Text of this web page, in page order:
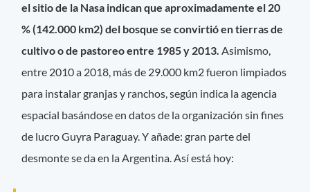
el sitio de la Nasa indican que aproximadamente el 20
% (142.000 km2) del bosque se convirtió en tierras de
cultivo o de pastoreo entre 1985 y 2013. Asimismo,
entre 2010 a 2018, más de 29.000 km2 fueron limpiados
para instalar granjas y ranchos, según indica la agencia
espacial basándose en datos de la organización sin fines
de lucro Guyra Paraguay. Y añade: gran parte del
desmonte se da en la Argentina. Así está hoy: